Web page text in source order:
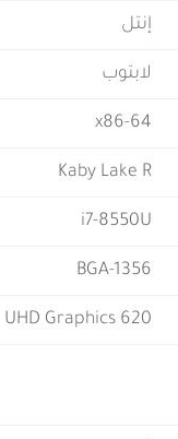
إنتل
لابتوب
x86-64
Kaby Lake R
i7-8550U
BGA-1356
UHD Graphics 620